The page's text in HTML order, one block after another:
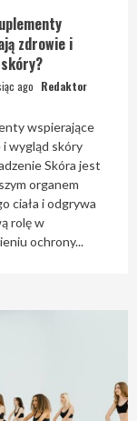
zdrowie i
ago Redaktor
wspierające
i wygląd skóry
Skóra jest
organem
ciała i odgrywa
rolę w
ochrony...